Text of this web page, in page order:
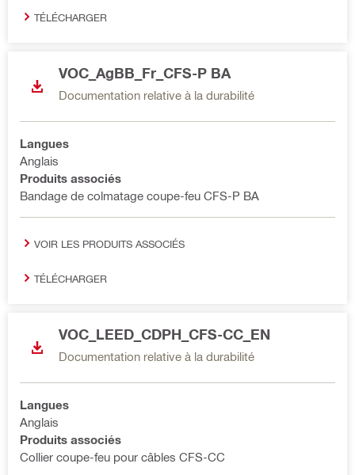
TÉLÉCHARGER
VOC_AgBB_Fr_CFS-P BA
Documentation relative à la durabilité
Langues
Anglais
Produits associés
Bandage de colmatage coupe-feu CFS-P BA
VOIR LES PRODUITS ASSOCIÉS
TÉLÉCHARGER
VOC_LEED_CDPH_CFS-CC_EN
Documentation relative à la durabilité
Langues
Anglais
Produits associés
Collier coupe-feu pour câbles CFS-CC